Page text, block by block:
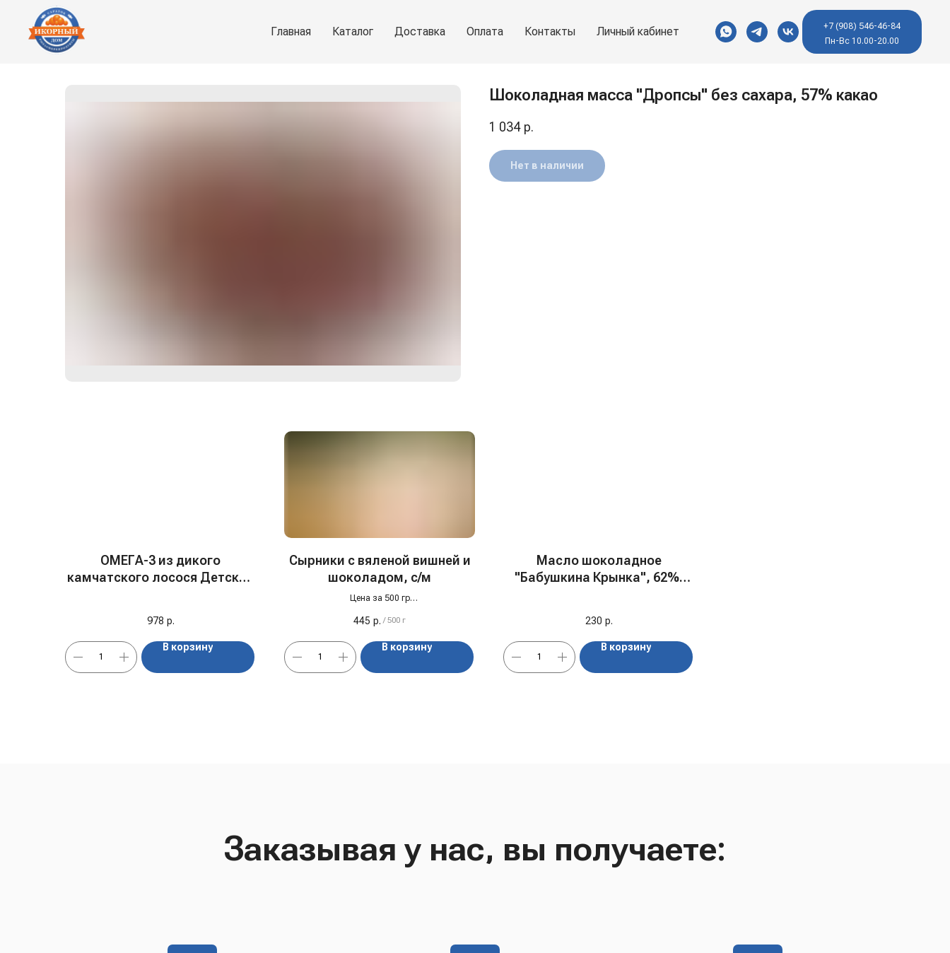
Главная Каталог Доставка Оплата Контакты Личный кабинет
+7 (908) 546-46-84
Пн-Вс 10.00-20.00
Шоколадная масса "Дропсы" без сахара, 57% какао
1 034 р.
Нет в наличии
ОМЕГА-3 из дикого
камчатского лосося Детская
978 р.
В корзину
Сырники с вяленой вишней и
шоколадом, с/м
Цена за 500 гр
первого укуса!
445 р. / 500 г
В корзину
Масло шоколадное
"Бабушкина Крынка", 62%,
230 р.
В корзину
Заказывая у нас, вы получаете: